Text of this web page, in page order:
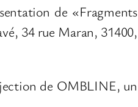
de «Fragments
34 rue Maran, 31400,
de OMBLINE, un